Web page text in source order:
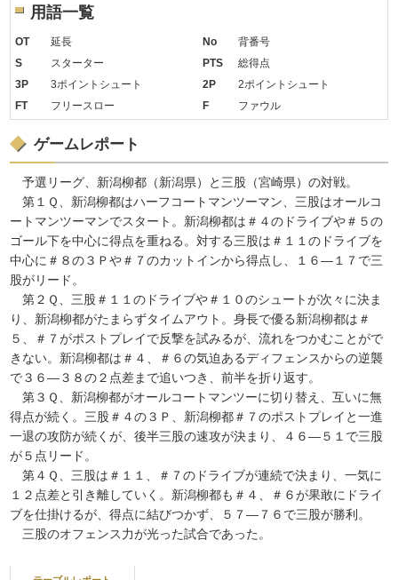
用語一覧
OT 延長 No
背番号
S
スターター PTS
総得点
3P
3ポイントシュート 2P
2ポイントシュート
FT
フリースロー F ファウル
ゲームレポート
予選リーグ、新潟柳都（新潟県）と三股（宮崎県）の対戦。
第１Ｑ、新潟柳都はハーフコートマンツーマン、三股はオールコ
ートマンツーマンでスタート。新潟柳都は＃４のドライブや＃５の
ゴール下を中心に得点を重ねる。対する三股は＃１１のドライブを
中心に＃８の３Ｐや＃７のカットインから得点し、１６―１７で三
股がリード。
第２Ｑ、三股＃１１のドライブや＃１０のシュートが次々に決ま
り、新潟柳都がたまらずタイムアウト。身長で優る新潟柳都は＃
５、＃７がポストプレイで反撃を試みるが、流れをつかむことがで
きない。新潟柳都は＃４、＃６の気迫あるディフェンスからの逆襲
で３６―３８の２点差まで追いつき、前半を折り返す。
第３Ｑ、新潟柳都がオールコートマンツーに切り替え、互いに無
得点が続く。三股＃４の３Ｐ、新潟柳都＃７のポストプレイと一進
一退の攻防が続くが、後半三股の速攻が決まり、４６―５１で三股
が５点リード。
第４Ｑ、三股は＃１１、＃７のドライブが連続で決まり、一気に
１２点差と引き離していく。新潟柳都も＃４、＃６が果敢にドライ
ブを仕掛けるが、得点に結びつかず、５７―７６で三股が勝利。
三股のオフェンス力が光った試合であった。